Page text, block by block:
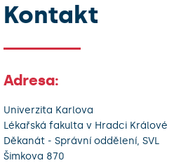
Kontakt
Adresa:
Univerzita Karlova
Lékařská fakulta v Hradci Králové
Děkanát - Správní oddělení, SVL
Šimkova 870